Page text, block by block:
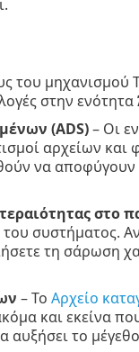
του μηχανισμού
στην ενότητα
(ADS)– Οι
αρχείων
να αποφύγουν
στο
συστήματος.
τη σάρωση
– Το Αρχείο
και εκείνα
αυξήσει το